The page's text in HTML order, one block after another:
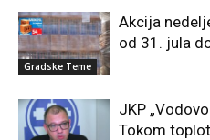
Gradske Teme
Akcija
od 31. jula
JKP
Tokom